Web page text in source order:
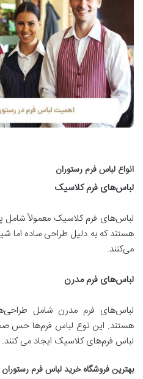
انواع لباس فرم رستوران
لباس‌های فرم کلاسیک
لباس‌های فرم کلاسیک معمولاً شامل
هستند که به دلیل طراحی ساده اما
می‌کنند.
لباس‌های فرم مدرن
لباس‌های فرم مدرن شامل
هستند. این نوع لباس فرم‌ها حس
لباس فرم‌های کلاسیک ایجاد می کنند.
بهترین فروشگاه خرید لباس فرم رستوران